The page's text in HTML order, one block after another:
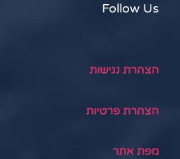
Follow Us
הצהרת נגישות
הצהרת פרטיות
מפת אתר